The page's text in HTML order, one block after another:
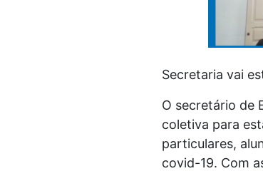
Secretaria vai
O secretário de
coletiva para
particulares,
covid-19. Com